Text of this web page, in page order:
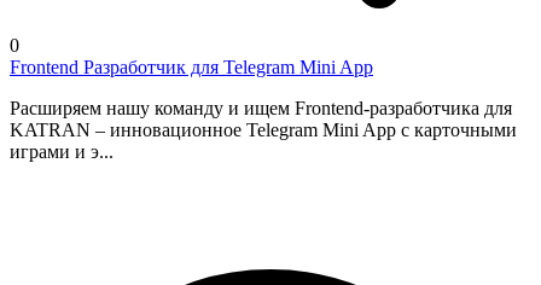
0
Frontend Разработчик для Telegram Mini App
Расширяем нашу команду и ищем Frontend-разработчика для
KATRAN – инновационное Telegram Mini App с карточными
играми и э...